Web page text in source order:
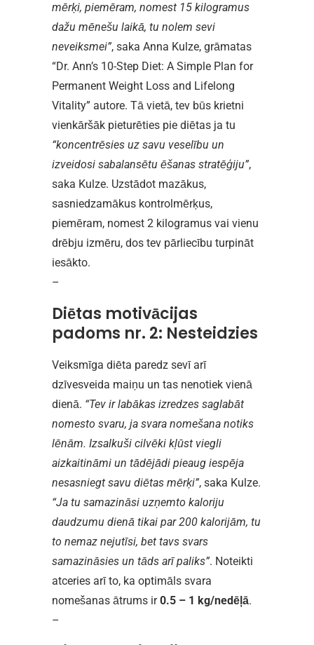
mērķi, piemēram, nomest 15 kilogramus
dažu mēnešu laikā, tu nolem sevi
neveiksmei”, saka Anna Kulze, grāmatas
“Dr. Ann’s 10-Step Diet: A Simple Plan for
Permanent Weight Loss and Lifelong
Vitality” autore. Tā vietā, tev būs krietni
vienkāršāk pieturēties pie diētas ja tu
“koncentrēsies uz savu veselību un
izveidosi sabalansētu ēšanas stratēģiju”,
saka Kulze. Uzstādot mazākus,
sasniedzamākus kontrolmērķus,
piemēram, nomest 2 kilogramus vai vienu
drēbju izmēru, dos tev pārliecību turpināt
iesākto.
–
Diētas motivācijas
padoms nr. 2: Nesteidzies
Veiksmīga diēta paredz sevī arī
dzīvesveida maiņu un tas nenotiek vienā
dienā. “Tev ir labākas izredzes saglabāt
nomesto svaru, ja svara nomešana notiks
lēnām. Izsalkuši cilvēki kļūst viegli
aizkaitināmi un tādējādi pieaug iespēja
nesasniegt savu diētas mērķi”, saka Kulze.
“Ja tu samazināsi uzņemto kaloriju
daudzumu dienā tikai par 200 kalorijām, tu
to nemaz nejutīsi, bet tavs svars
samazināsies un tāds arī paliks”. Noteikti
atceries arī to, ka optimāls svara
nomešanas ātrums ir0.5 – 1 kg/nedēļā.
–